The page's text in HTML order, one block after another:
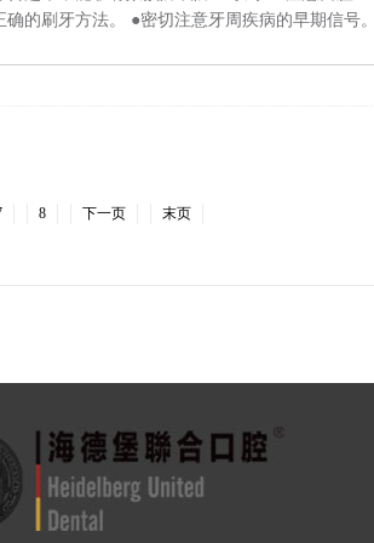
的刷牙方法。 ●密切注意牙周疾病的早期信号
8 下一页 末页